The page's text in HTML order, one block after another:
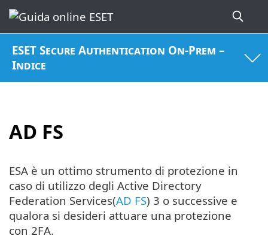
ESET Secure Authentication On-Prem –
Indice
AD FS
ESA è un ottimo strumento di protezione in
caso di utilizzo degli Active Directory
Federation Services(AD FS) 3 o successive e
qualora si desideri attuare una protezione
con 2FA.